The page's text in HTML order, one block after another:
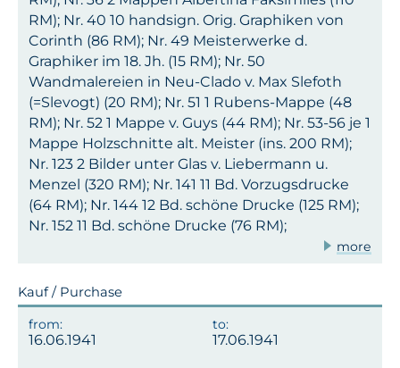
RM); Nr. 40 10 handsign. Orig. Graphiken von
Corinth (86 RM); Nr. 49 Meisterwerke d.
Graphiker im 18. Jh. (15 RM); Nr. 50
Wandmalereien in Neu-Clado v. Max Slefoth
(=Slevogt) (20 RM); Nr. 51 1 Rubens-Mappe (48
RM); Nr. 52 1 Mappe v. Guys (44 RM); Nr. 53-56 je 1
Mappe Holzschnitte alt. Meister (ins. 200 RM);
Nr. 123 2 Bilder unter Glas v. Liebermann u.
Menzel (320 RM); Nr. 141 11 Bd. Vorzugsdrucke
(64 RM); Nr. 144 12 Bd. schöne Drucke (125 RM);
Nr. 152 11 Bd. schöne Drucke (76 RM);
more
Kauf / Purchase
16.06.1941 17.06.1941